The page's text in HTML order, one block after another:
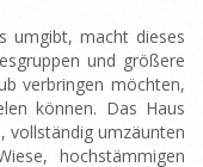
umgibt, macht dieses
und größere
verbringen möchten,
können. Das Haus
vollständig umzäunten
hochstämmigen